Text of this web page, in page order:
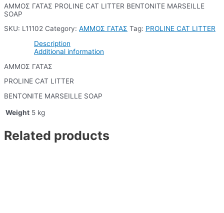
ΑΜΜΟΣ ΓΑΤΑΣ PROLINE CAT LITTER BENTONITE MARSEILLE
SOAP
SKU: L11102 Category: ΑΜΜΟΣ ΓΑΤΑΣ Tag: PROLINE CAT LITTER
Description
Additional information
ΑΜΜΟΣ ΓΑΤΑΣ
PROLINE CAT LITTER
BENTONITE MARSEILLE SOAP
Weight 5 kg
Related products